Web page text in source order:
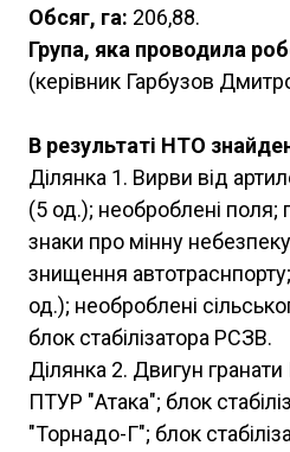
Обсяг, га: 206,88.
Група, яка проводила
(керівник Гарбузов
В результаті НТО
Ділянка 1. Вирви від
(5 од.); необроблені поля;
знаки про мінну
знищення
од.); необроблені
блок стабілізатора РСЗВ.
Ділянка 2. Двигун
ПТУР "Атака"; блок
"Торнадо-Г"; блок